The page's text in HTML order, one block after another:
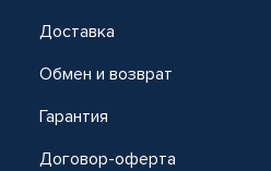
Доставка
Обмен и возврат
Гарантия
Договор-оферта